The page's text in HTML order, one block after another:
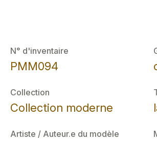
N° d'inventaire
PMM094
Collection
Collection moderne
Artiste / Auteur.e du modèle